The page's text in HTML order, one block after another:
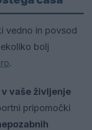
vedno in povsod
bolj
.
v vaše življenje
pripomočki